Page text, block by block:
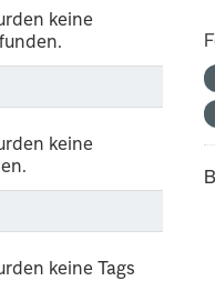
keine
keine
keine Tags